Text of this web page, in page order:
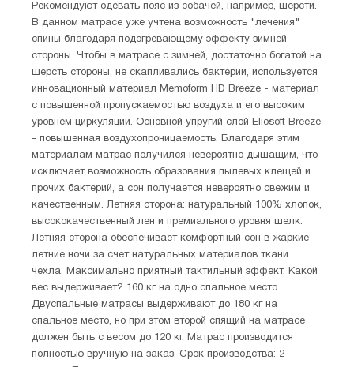
Рекомендуют одевать пояс из собачей, например, шерсти.
В данном матрасе уже учтена возможность "лечения"
спины благодаря подогревающему эффекту зимней
стороны. Чтобы в матрасе с зимней, достаточно богатой на
шерсть стороны, не скапливались бактерии, используется
инновационный материал Memoform HD Breeze - материал
с повышенной пропускаемостью воздуха и его высоким
уровнем циркуляции. Основной упругий слой Eliosoft Breeze
- повышенная воздухопроницаемость. Благодаря этим
материалам матрас получился невероятно дышащим, что
исключает возможность образования пылевых клещей и
прочих бактерий, а сон получается невероятно свежим и
качественным. Летняя сторона: натуральный 100% хлопок,
высококачественный лен и премиального уровня шелк.
Летняя сторона обеспечивает комфортный сон в жаркие
летние ночи за счет натуральных материалов ткани
чехла. Максимально приятный тактильный эффект. Какой
вес выдерживает? 160 кг на одно спальное место.
Двуспальные матрасы выдерживают до 180 кг на
спальное место, но при этом второй спящий на матрасе
должен быть с весом до 120 кг. Матрас производится
полностью вручную на заказ. Срок производства: 2